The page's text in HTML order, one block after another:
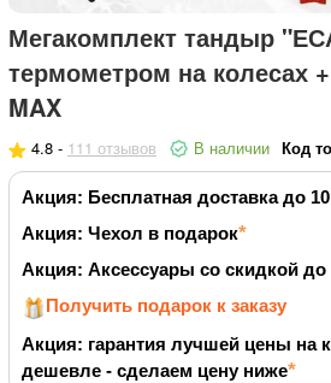
Мегакомплект тандыр
термометром на колесах
MAX
4.8 - 111 отзывов В наличии Код
Акция: Бесплатная доставка до 10
Акция: Чехол в подарок
Акция: Аксессуары со скидкой до
Получить подарок к заказу
Акция: гарантия лучшей цены на
дешевле - сделаем цену ниже